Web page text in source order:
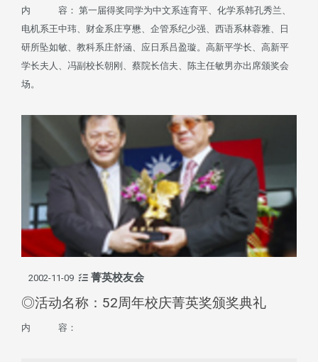
内 容： 第一届得奖同学为中文系连育平、化学系韩孔秀兰、
电机系王中玮、财金系庄亨懋、企管系纪少强、西语系林蓉雅、日
研所坠如敏、教科系庄舒涵、应日系吕盈璇。高新平学长、高新平
学长夫人、冯副校长朝刚、蔡院长信夫、陈主任敏男亦出席颁奖会
场。
2002-11-09 菁英校友会
◎活动名称：52周年校庆菁英奖颁奖典礼
内 容：